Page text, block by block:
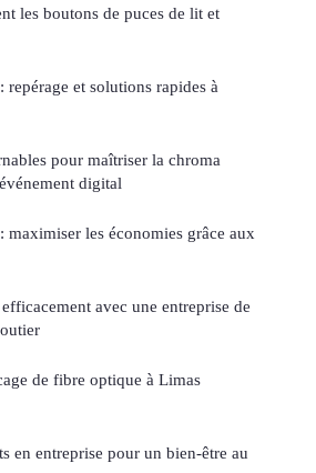
les boutons de puces de lit et
et solutions rapides à
pour maîtriser la chroma
digital
maximiser les économies grâce aux
avec une entreprise de
de fibre optique à Limas
en entreprise pour un bien-être au